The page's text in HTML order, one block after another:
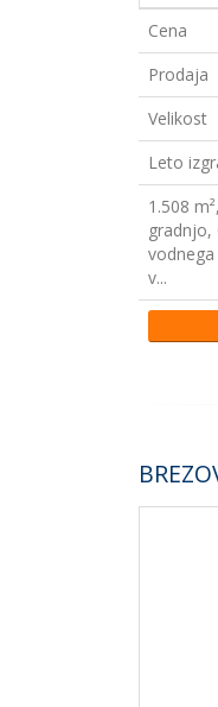
Cena
Prodaja
Velikost
Leto
1.508
gradnjo,
v...